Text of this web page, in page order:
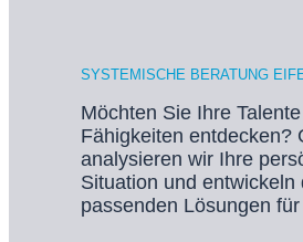
SYSTEMISCHE BERATUNG
Möchten Sie Ihre
Fähigkeiten entdecken?
analysieren wir Ihre
Situation und entwickeln
passenden Lösungen